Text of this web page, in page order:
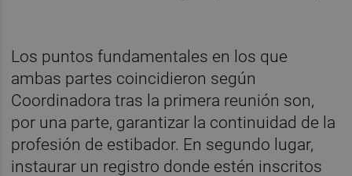
Los puntos fundamentales en los que
ambas partes coincidieron según
Coordinadora tras la primera reunión son,
por una parte, garantizar la continuidad de la
profesión de estibador. En segundo lugar,
instaurar un registro donde estén inscritos